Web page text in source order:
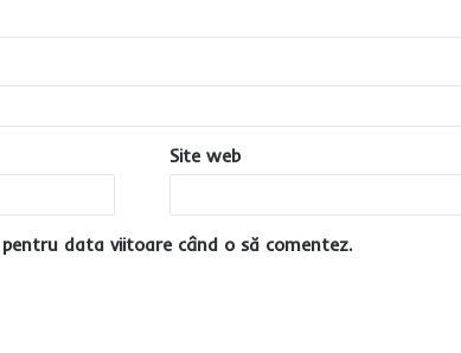
Site web
data viitoare când o să comentez.